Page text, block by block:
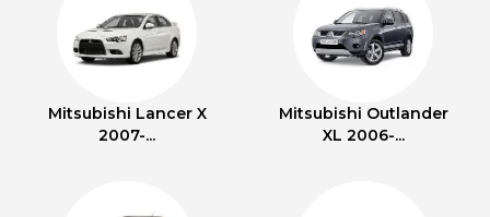
Mitsubishi Lancer X
2007-...
Mitsubishi Outlander
XL 2006-...